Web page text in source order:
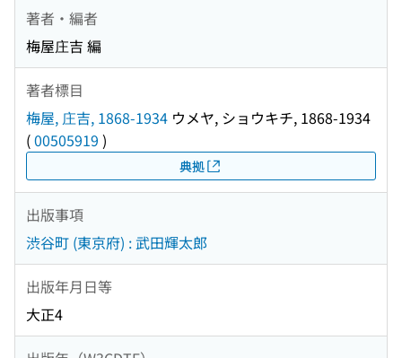
著者・編者
梅屋庄吉 編
著者標目
梅屋, 庄吉, 1868-1934 ウメヤ, ショウキチ, 1868-1934
(00505919 )
典拠
出版事項
渋谷町 (東京府) : 武田輝太郎
出版年月日等
大正4